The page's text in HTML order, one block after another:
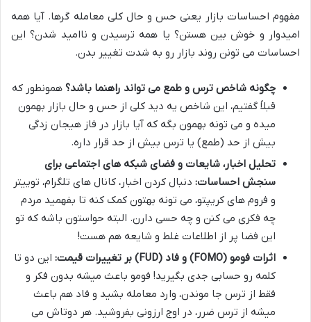
مفهوم احساسات بازار یعنی حس و حال کلی معامله گرها. آیا همه
امیدوار و خوش بین هستن؟ یا همه ترسیدن و ناامید شدن؟ این
احساسات می تونن روند بازار رو به شدت تغییر بدن.
چگونه شاخص ترس و طمع می تواند راهنما باشد؟ همونطور که
قبلاً گفتیم، این شاخص یه دید کلی از حس و حال بازار بهمون
میده و می تونه بهمون بگه که آیا بازار در فاز هیجان زدگی
بیش از حد (طمع) یا ترس بیش از حد قرار داره.
تحلیل اخبار، شایعات و فضای شبکه های اجتماعی برای
سنجش احساسات: دنبال کردن اخبار، کانال های تلگرام، توییتر
و فروم های کریپتو، می تونه بهتون کمک کنه تا بفهمید مردم
چه فکری می کنن و چه حسی دارن. البته حواستون باشه که تو
این فضا پر از اطلاعات غلط و شایعه هم هست!
اثرات فومو (FOMO) و فاد (FUD) بر تغییرات قیمت:
این دو تا
کلمه رو حسابی جدی بگیرید! فومو باعث میشه بدون فکر و
فقط از ترس جا موندن، وارد معامله بشید و فاد هم باعث
میشه از ترس ضرر، در اوج ارزونی بفروشید. هر دوتاش می